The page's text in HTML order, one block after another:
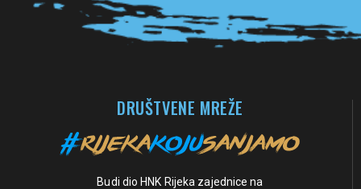
DRUŠTVENE MREŽE
Budi dio HNK Rijeka zajednice na